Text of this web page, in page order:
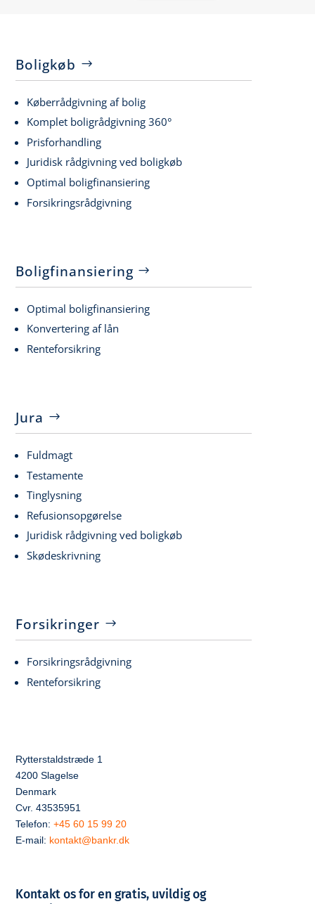
Boligkøb
Køberrådgivning af bolig
Komplet boligrådgivning 360°
Prisforhandling
Juridisk rådgivning ved boligkøb
Optimal boligfinansiering
Forsikringsrådgivning
Boligfinansiering
Optimal boligfinansiering
Konvertering af lån
Renteforsikring
Jura
Fuldmagt
Testamente
Tinglysning
Refusionsopgørelse
Juridisk rådgivning ved boligkøb
Skødeskrivning
Forsikringer
Forsikringsrådgivning
Renteforsikring
Rytterstaldstræde 1
4200 Slagelse
Denmark
Cvr. 43535951
Telefon:+45 60 15 99 20
E-mail: kontakt@bankr.dk
Kontakt os for en gratis, uvildig og